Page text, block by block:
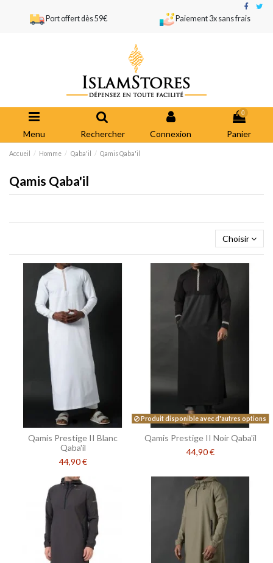
Port offert dès 59€ Paiement 3x sans frais
Menu Rechercher Connexion
0
Panier
Accueil Homme Qaba'il Qamis Qaba'il
Qamis Qaba'il
Choisir
Qamis Prestige II Blanc
Qaba'il
44,90 €
Produit disponible avec d'autres options
Qamis Prestige II Noir Qaba'il
44,90 €